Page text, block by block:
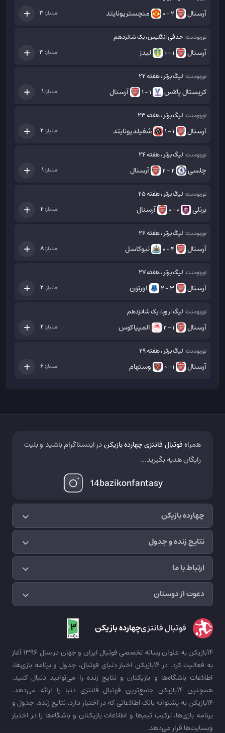
آرسنال 2 - 0 منچستریونایتد امتیاز: 3
تورنومنت: حذفی انگلیس، یک شانزدهم
آرسنال 1 - 0 لیدز امتیاز: 3
تورنومنت: لیگ برتر ، هفته 22
کریستال پالاس 1 - 1 آرسنال امتیاز:1
تورنومنت: لیگ برتر ، هفته 23
آرسنال 1 - 1 شفیلدیونایتد امتیاز: 2
تورنومنت: لیگ برتر ، هفته 24
چلسی 2 - 2 آرسنال امتیاز:1
تورنومنت: لیگ برتر ، هفته 25
برنلی 0 - 0 آرسنال امتیاز: 2
تورنومنت: لیگ برتر ، هفته 26
آرسنال 4 - 0 نیوکاسل امتیاز:8
تورنومنت: لیگ برتر ، هفته 27
آرسنال 3 - 2 اورتون امتیاز: 2
تورنومنت: لیگ اروپا، یک شانزدهم
آرسنال 1 - 2 المپیاکوس امتیاز: 2
تورنومنت: لیگ برتر ، هفته 29
آرسنال 1 - 0 وستهام امتیاز: 6
چهارده بازیکن
نتایج زنده و جدول
ارتباط با ما
دعوت از دوستان
همراهفوتبال فانتزی چهارده بازیکندر اینستاگرام باشید و بلیت
رایگان هدیه بگیرید...
14bazikonfantasy
فوتبال فانتزیچهارده بازیکن
14بازیکن به عنوان رسانه تخصصی فوتبال ایران و جهان در سال 1396 آغاز
به فعالیت کرد. در 14بازیکن اخبار دنیای فوتبال، جدول و برنامه بازی‌ها،
اطلاعات باشگاه‌ها و بازیکنان و نتایج زنده را می‌توانید دنبال کنید.
همچنین 14بازیکن جامع‌ترین فوتبال فانتزی دنیا را ارائه می‌دهد.
14بازیکن به پشتوانه بانک اطلاعاتی که در اختیار دارد، نتایج زنده، جدول و
برنامه بازی‌ها، ترکیب تیم‌ها و اطلاعات بازیکنان و باشگاه‌ها را در اختیار
وبسایت‌ها قرار می‌دهد.